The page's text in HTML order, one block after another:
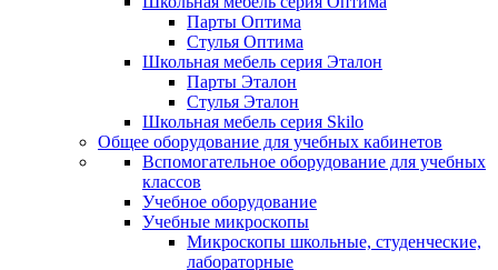
Парты Оптима
Стулья Оптима
Школьная мебель серия Эталон
Парты Эталон
Стулья Эталон
Школьная мебель серия Skilo
Общее оборудование для учебных кабинетов
Вспомогательное оборудование для учебных
классов
Учебное оборудование
Учебные микроскопы
Микроскопы школьные, студенческие,
лабораторные